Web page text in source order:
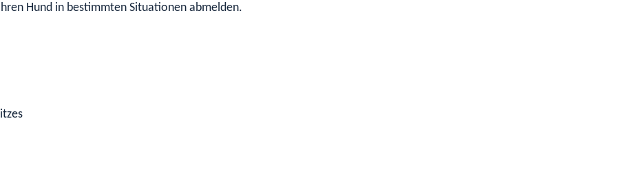
Hund in bestimmten Situationen abmelden.